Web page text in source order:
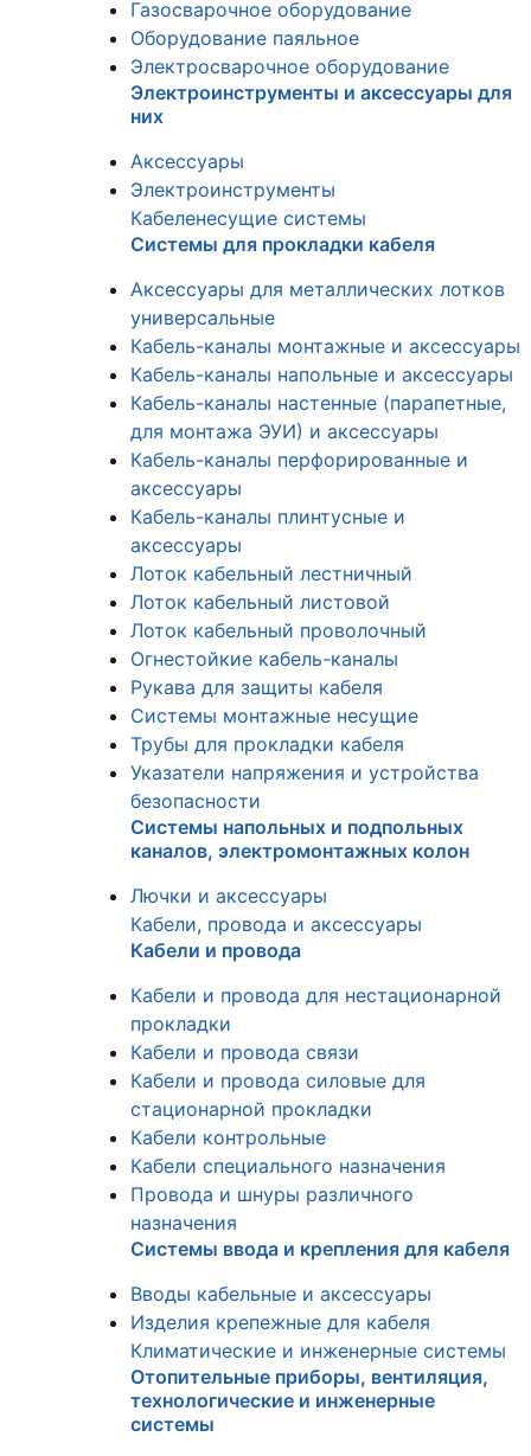
Газосварочное оборудование
Оборудование паяльное
Электросварочное оборудование
Электроинструменты и аксессуары для
них
Аксессуары
Электроинструменты
Кабеленесущие системы
Системы для прокладки кабеля
Аксессуары для металлических лотков
универсальные
Кабель-каналы монтажные и аксессуары
Кабель-каналы напольные и аксессуары
Кабель-каналы настенные (парапетные,
для монтажа ЭУИ) и аксессуары
Кабель-каналы перфорированные и
аксессуары
Кабель-каналы плинтусные и
аксессуары
Лоток кабельный лестничный
Лоток кабельный листовой
Лоток кабельный проволочный
Огнестойкие кабель-каналы
Рукава для защиты кабеля
Системы монтажные несущие
Трубы для прокладки кабеля
Указатели напряжения и устройства
безопасности
Системы напольных и подпольных
каналов, электромонтажных колон
Лючки и аксессуары
Кабели, провода и аксессуары
Кабели и провода
Кабели и провода для нестационарной
прокладки
Кабели и провода связи
Кабели и провода силовые для
стационарной прокладки
Кабели контрольные
Кабели специального назначения
Провода и шнуры различного
назначения
Системы ввода и крепления для кабеля
Вводы кабельные и аксессуары
Изделия крепежные для кабеля
Климатические и инженерные системы
Отопительные приборы, вентиляция,
технологические и инженерные
системы